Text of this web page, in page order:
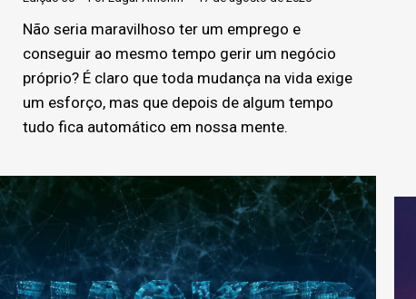
Não seria maravilhoso ter um emprego e
conseguir ao mesmo tempo gerir um negócio
próprio? É claro que toda mudança na vida exige
um esforço, mas que depois de algum tempo
tudo fica automático em nossa mente.